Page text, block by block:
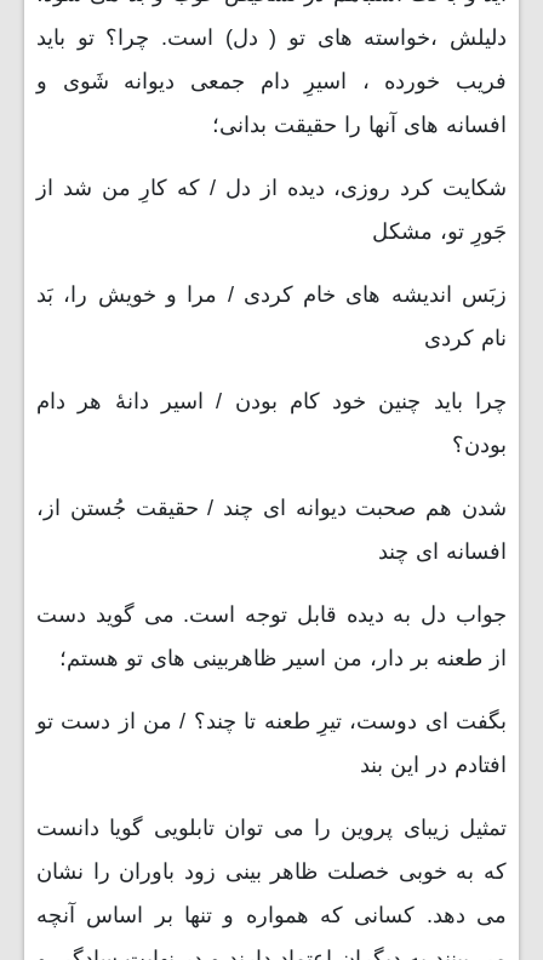
دلیلش ،خواسته های تو ( دل) است. چرا؟ تو باید
فریب خورده ، اسیرِ دام جمعی دیوانه شَوی و
افسانه های آنها را حقیقت بدانی؛
شکایت کرد روزی، دیده از دل / که کارِ من شد از
جَورِ تو، مشکل
زبَس اندیشه های خام کردی / مرا و خویش را، بَد
نام کردی
چرا باید چنین خود کام بودن / اسیر دانۀ هر دام
بودن؟
شدن هم صحبت دیوانه ای چند / حقیقت جُستن از،
افسانه ای چند
جواب دل به دیده قابل توجه است. می گوید دست
از طعنه بر دار، من اسیر ظاهربینی های تو هستم؛
بگفت ای دوست، تیرِ طعنه تا چند؟ / من از دست تو
افتادم در این بند
تمثیل زیبای پروین را می توان تابلویی گویا دانست
که به خوبی خصلت ظاهر بینی زود باوران را نشان
می دهد. کسانی که همواره و تنها بر اساس آنچه